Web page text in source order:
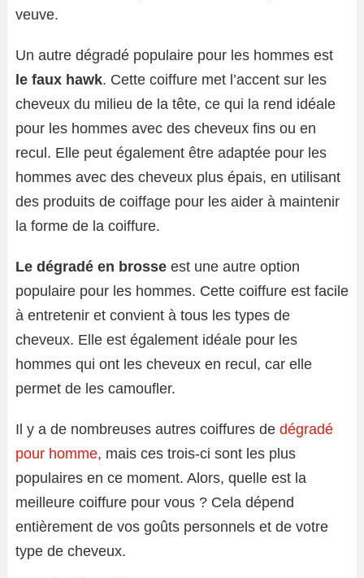
veuve.
Un autre dégradé populaire pour les hommes est
le faux hawk. Cette coiffure met l’accent sur les
cheveux du milieu de la tête, ce qui la rend idéale
pour les hommes avec des cheveux fins ou en
recul. Elle peut également être adaptée pour les
hommes avec des cheveux plus épais, en utilisant
des produits de coiffage pour les aider à maintenir
la forme de la coiffure.
Le dégradé en brosse est une autre option
populaire pour les hommes. Cette coiffure est facile
à entretenir et convient à tous les types de
cheveux. Elle est également idéale pour les
hommes qui ont les cheveux en recul, car elle
permet de les camoufler.
Il y a de nombreuses autres coiffures de dégradé
pour homme, mais ces trois-ci sont les plus
populaires en ce moment. Alors, quelle est la
meilleure coiffure pour vous ? Cela dépend
entièrement de vos goûts personnels et de votre
type de cheveux.